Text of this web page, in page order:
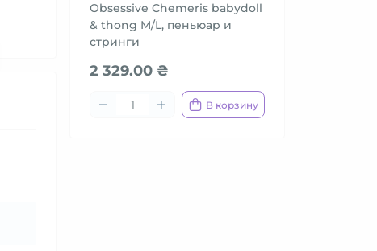
Obsessive Chemeris babydoll
& thong M/L, пеньюар и
стринги
2 329.00 ₴
В корзину